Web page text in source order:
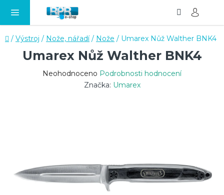
Domů
/ Výstroj / Nože, nářadí / Nože / Umarex Nůž Walther BNK4
Umarex Nůž Walther BNK4
Průměrné
Neohodnoceno Podrobnosti hodnocení
Značka: Umarex